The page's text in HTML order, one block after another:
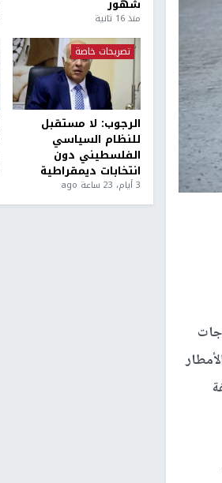
شهور
منذ 16 ثانية
تصريحات خاصة
الرجوب: لا مستقبل
للنظام السياسي
الفلسطيني دون
انتخابات ديمقراطية
3 أيام، 23 ساعة ago